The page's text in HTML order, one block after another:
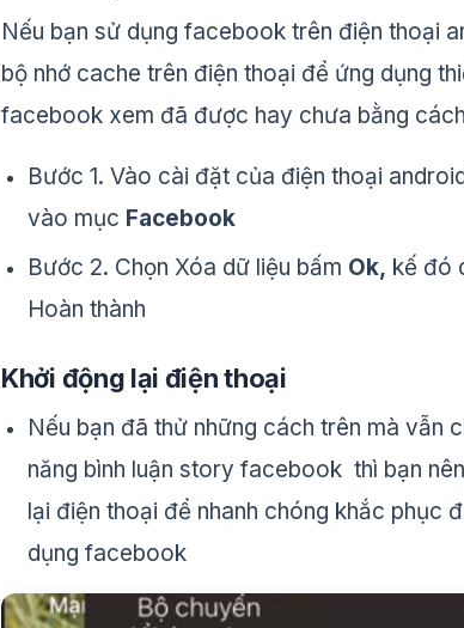
Nếu bạn sử dụng facebook trên điện thoại
bộ nhớ cache trên điện thoại để ứng dụng
facebook xem đã được hay chưa bằng
Bước 1. Vào cài đặt của điện thoại
vào mục Facebook
Bước 2. Chọn Xóa dữ liệu bấm Ok, kế đó
Hoàn thành
Khởi động lại điện thoại
Nếu bạn đã thử những cách trên mà vẫn
năng bình luận story facebook thì bạn
lại điện thoại để nhanh chóng khắc phục
dụng facebook